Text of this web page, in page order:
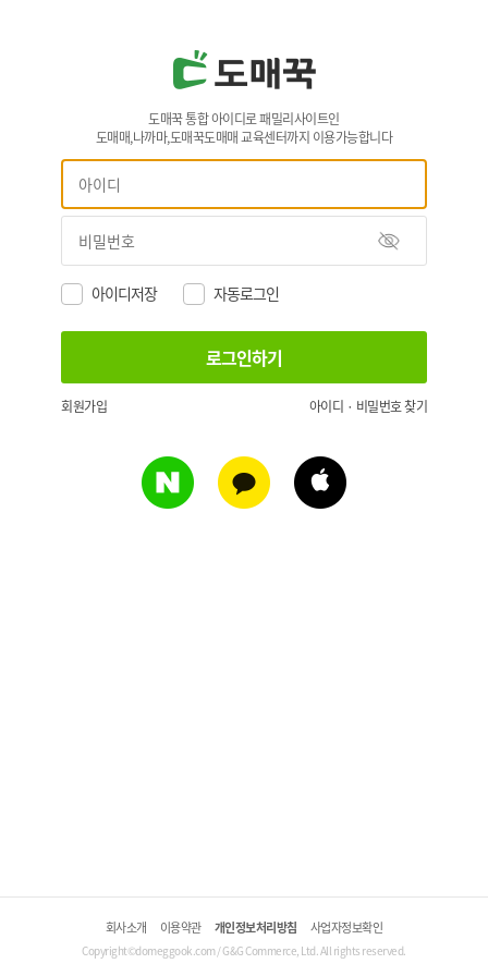
도매꾹 통합 아이디로 패밀리사이트인
도매매,나까마,도매꾹도매매 교육센터까지 이용가능합니다
아이디저장 자동로그인
회원가입 아이디 · 비밀번호 찾기
회사소개 이용약관 개인정보처리방침 사업자정보확인
Copyright©domeggook.com / G&G Commerce, Ltd. All rights reserved.